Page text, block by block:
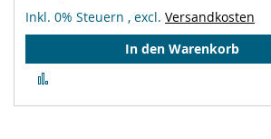
Inkl. 0% Steuern , excl. Versandkosten
In den Warenkorb
hinzufügen